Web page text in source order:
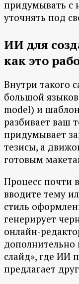
придумывать с
уточнять под
ИИ для
как это
Внутри такого
большой
model) и
разбивает ваш
придумывает
тезисы, а
готовым
Процесс почти
вводите тему
стиль
генерирует
онлайн-
слайд», где ИИ
предлагает